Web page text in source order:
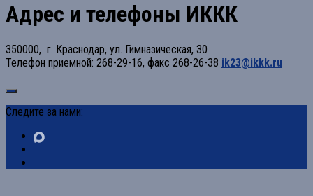
Адрес и телефоны ИККК
350000, г. Краснодар, ул. Гимназическая, 30
Телефон приемной: 268-29-16, факс 268-26-38 ik23@ikkk.ru
Следите за нами: